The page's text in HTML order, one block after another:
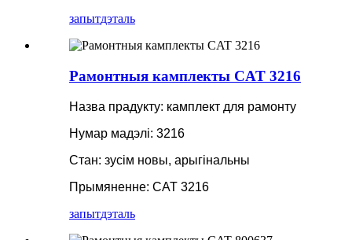
запытдэталь
Рамонтныя камплекты CAT 3216
Назва прадукту: камплект для рамонту
Нумар мадэлі: 3216
Стан: зусім новы, арыгінальны
Прымяненне: CAT 3216
запытдэталь